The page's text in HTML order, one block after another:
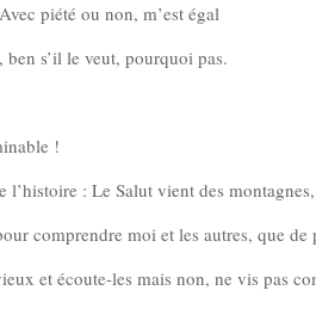
piété ou non, m’est égal
s’il le veut, pourquoi pas.
!
: Le Salut vient des
comprendre moi et les autres, que de
et écoute-les mais non, ne vis pas